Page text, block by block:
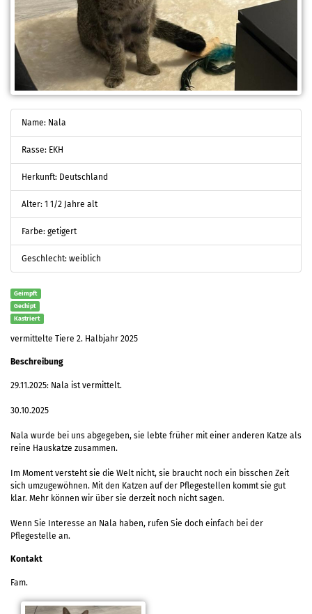
Name: Nala
Rasse: EKH
Herkunft: Deutschland
Alter: 1 1/2 Jahre alt
Farbe: getigert
Geschlecht: weiblich
Geimpft
Gechipt
Kastriert
vermittelte Tiere 2. Halbjahr 2025
Beschreibung
29.11.2025: Nala ist vermittelt.
30.10.2025
Nala wurde bei uns abgegeben, sie lebte früher mit einer anderen Katze als
reine Hauskatze zusammen.
Im Moment versteht sie die Welt nicht, sie braucht noch ein bisschen Zeit
sich umzugewöhnen. Mit den Katzen auf der Pflegestellen kommt sie gut
klar. Mehr können wir über sie derzeit noch nicht sagen.
Wenn Sie Interesse an Nala haben, rufen Sie doch einfach bei der
Pflegestelle an.
Kontakt
Fam.